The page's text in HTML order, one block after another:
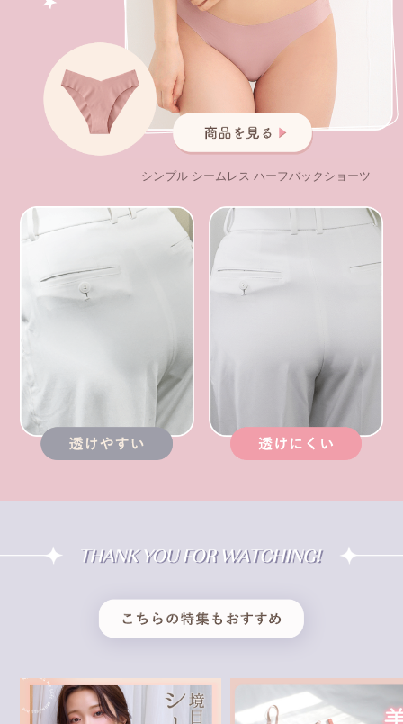
シンプル シームレス ハーフバックショーツ